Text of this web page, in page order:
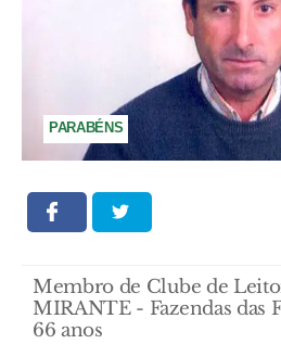
PARABÉNS
Membro de Clube de
MIRANTE - Fazendas das
66 anos